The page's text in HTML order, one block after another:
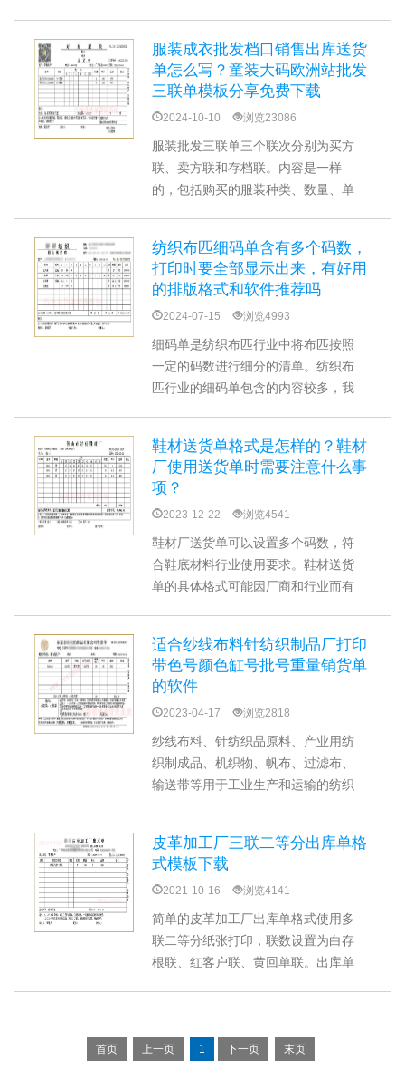
率、降低库存成本、提高数据准确性
服装成衣批发档口销售出库送货
单怎么写？童装大码欧洲站批发
三联单模板分享免费下载
2024-10-10 浏览23086
服装批发三联单三个联次分别为买方
联、卖方联和存档联。内容是一样
的，包括购买的服装种类、数量、单
捷地填写信息，设计还可以根据实际
需求进行调整。
纺织布匹细码单含有多个码数，
打印时要全部显示出来，有好用
的排版格式和软件推荐吗
2024-07-15 浏览4993
细码单是纺织布匹行业中将布匹按照
一定的码数进行细分的清单。纺织布
匹行业的细码单包含的内容较多，我
据上。细码单设计和打印可以使用百
惠送货细码单打印软件，直接使用软
件提供的模板来简化操作。
鞋材送货单格式是怎样的？鞋材
厂使用送货单时需要注意什么事
项？
2023-12-22 浏览4541
鞋材厂送货单可以设置多个码数，符
合鞋底材料行业使用要求。鞋材送货
单的具体格式可能因厂商和行业而有
息、签收确认等信息。使用送货单打
印软件，可以设置不同格式的送货
单，满足鞋材行业打印送货单使用。
适合纱线布料针纺织制品厂打印
带色号颜色缸号批号重量销货单
的软件
2023-04-17 浏览2818
纱线布料、针纺织品原料、产业用纺
织制成品、机织物、帆布、过滤布、
输送带等用于工业生产和运输的纺织
批号、数量、单价、金额等内容，销
售单管理系统适合针织制品开单打印
使用，格式可以按需定制。
皮革加工厂三联二等分出库单格
式模板下载
2021-10-16 浏览4141
简单的皮革加工厂出库单格式使用多
联二等分纸张打印，联数设置为白存
根联、红客户联、黄回单联。出库单
日期、单号等信息
首页 上一页 1 下一页 末页